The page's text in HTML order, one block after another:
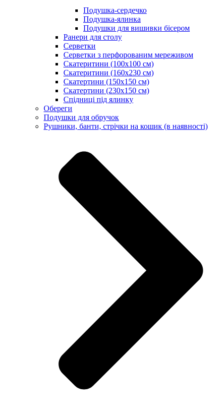
Подушка-сердечко
Подушка-ялинка
Подушки для вишивки бісером
Ранери для столу
Серветки
Серветки з перфорованим мереживом
Скатеритини (100х100 см)
Скатеритини (160х230 см)
Скатертини (150х150 см)
Скатертини (230х150 см)
Спідниці під ялинку
Обереги
Подушки для обручок
Рушники, банти, стрічки на кошик (в наявності)